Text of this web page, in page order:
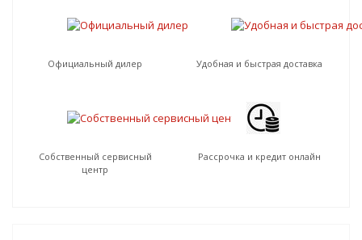
Официальный дилер Удобная и быстрая доставка
Собственный сервисный
центр
Рассрочка и кредит онлайн